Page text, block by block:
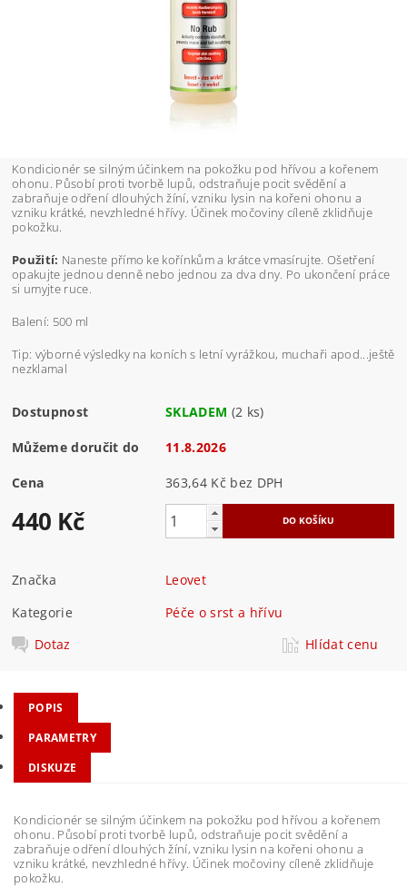
Kondicionér se silným účinkem na pokožku pod hřívou a kořenem
ohonu. Působí proti tvorbě lupů, odstraňuje pocit svědění a
zabraňuje odření dlouhých žíní, vzniku lysin na kořeni ohonu a
vzniku krátké, nevzhledné hřívy. Účinek močoviny cíleně zklidňuje
pokožku.
Použití: Naneste přímo ke kořínkům a krátce vmasírujte. Ošetření
opakujte jednou denně nebo jednou za dva dny. Po ukončení práce
si umyjte ruce.
Balení: 500 ml
Tip: výborné výsledky na koních s letní vyrážkou, muchaři apod...ještě
nezklamal
Dostupnost SKLADEM (2 ks)
Můžeme doručit do 11.8.2026
Cena 363,64 Kč bez DPH
440 Kč
Značka
Leovet
Kategorie
Péče o srst a hřívu
Dotaz
Hlídat cenu
POPIS
PARAMETRY
DISKUZE
Kondicionér se silným účinkem na pokožku pod hřívou a kořenem
ohonu. Působí proti tvorbě lupů, odstraňuje pocit svědění a
zabraňuje odření dlouhých žíní, vzniku lysin na kořeni ohonu a
vzniku krátké, nevzhledné hřívy. Účinek močoviny cíleně zklidňuje
pokožku.